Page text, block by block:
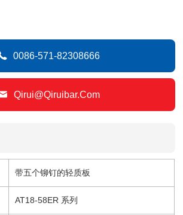
0086-571-82308666
Qirui@qiruibar.com
带五个铆钉的轻质板
AT18-58ER 系列